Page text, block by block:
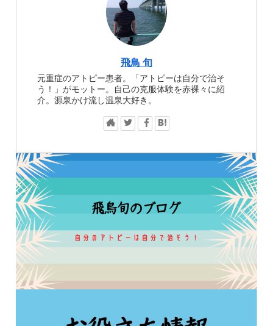
飛鳥 旬
元重症のアトピー患者。「アトピーは自分で治そ
う！」がモットー。自己の克服体験を赤裸々に紹
介。源泉かけ流し温泉大好き。